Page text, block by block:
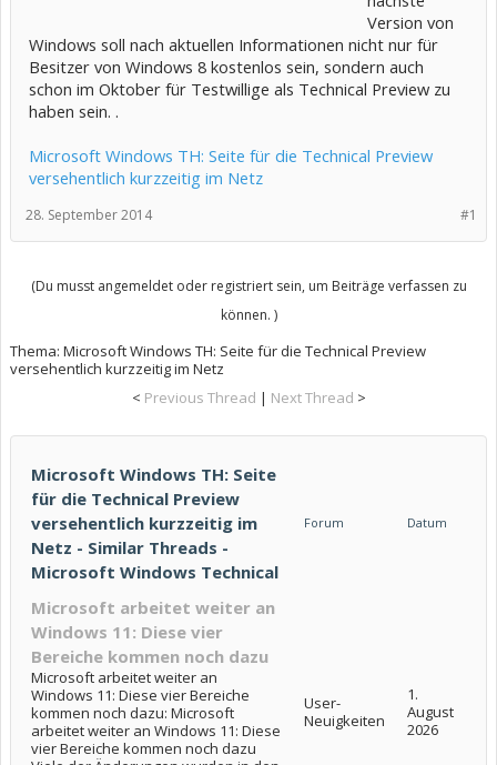
Version von
Windows soll nach aktuellen Informationen nicht nur für
Besitzer von Windows 8 kostenlos sein, sondern auch
schon im Oktober für Testwillige als Technical Preview zu
haben sein. .
Microsoft Windows TH: Seite für die Technical Preview
versehentlich kurzzeitig im Netz
#1
28. September 2014
(Du musst angemeldet oder registriert sein, um Beiträge verfassen zu
können. )
Thema: Microsoft Windows TH: Seite für die Technical Preview
versehentlich kurzzeitig im Netz
< Previous Thread | Next Thread >
Microsoft Windows TH: Seite
für die Technical Preview
versehentlich kurzzeitig im
Netz - Similar Threads -
Microsoft Windows Technical
Forum Datum
Microsoft arbeitet weiter an
Windows 11: Diese vier
Bereiche kommen noch dazu
Microsoft arbeitet weiter an
Windows 11: Diese vier Bereiche
kommen noch dazu: Microsoft
arbeitet weiter an Windows 11: Diese
vier Bereiche kommen noch dazu
User-
Neuigkeiten
1.
August
2026